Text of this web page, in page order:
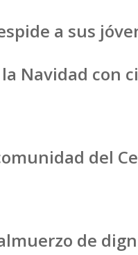
a sus
Navidad con
del
de